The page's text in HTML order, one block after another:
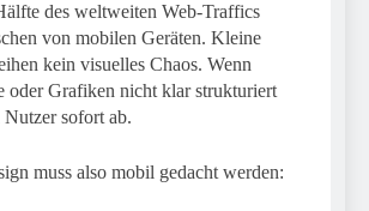
des weltweiten Web-Traffics
von mobilen Geräten. Kleine
kein visuelles Chaos. Wenn
oder Grafiken nicht klar strukturiert
sofort ab.
muss also mobil gedacht werden: